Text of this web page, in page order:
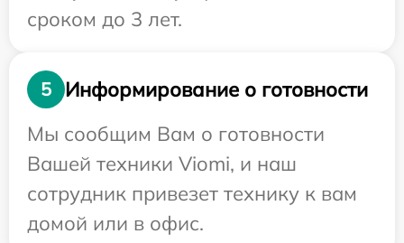
сроком до 3 лет.
5
Информирование о готовности
Мы сообщим Вам о готовности
Вашей техники Viomi, и наш
сотрудник привезет технику к вам
домой или в офис.